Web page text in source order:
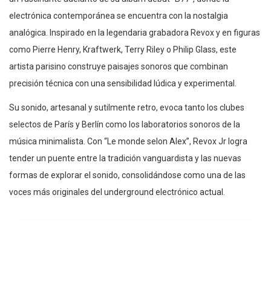
electrónica contemporánea se encuentra con la nostalgia
analógica. Inspirado en la legendaria grabadora Revox y en figuras
como Pierre Henry, Kraftwerk, Terry Riley o Philip Glass, este
artista parisino construye paisajes sonoros que combinan
precisión técnica con una sensibilidad lúdica y experimental.
Su sonido, artesanal y sutilmente retro, evoca tanto los clubes
selectos de París y Berlín como los laboratorios sonoros de la
música minimalista. Con “Le monde selon Alex”, Revox Jr logra
tender un puente entre la tradición vanguardista y las nuevas
formas de explorar el sonido, consolidándose como una de las
voces más originales del underground electrónico actual.